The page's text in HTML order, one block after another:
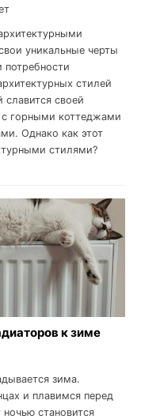
уникальные черты
стилей
своей
горными коттеджами
Однако как этот
стилями?
к зиме
зима.
и плавимся перед
становится